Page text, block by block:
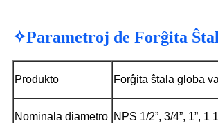
✧Parametroj de Forĝita
Produkto Forĝita ŝtala globa
Nominala diametro NPS 1/2”, 3/4”, 1”, 1